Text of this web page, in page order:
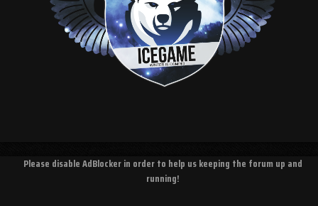
Please disable AdBlocker in order to help us keeping the forum up and
running!